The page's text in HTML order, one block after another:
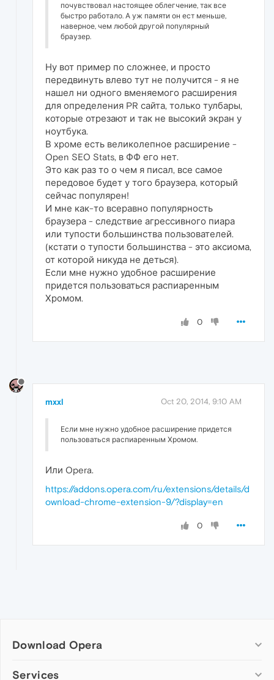
почувствовал настоящее облегчение, так все
быстро работало. А уж памяти он ест меньше,
наверное, чем любой другой популярный
браузер.
Ну вот пример по сложнее, и просто
передвинуть влево тут не получится - я не
нашел ни одного вменяемого расширения
для определения PR сайта, только тулбары,
которые отрезают и так не высокий экран у
ноутбука.
В хроме есть великолепное расширение -
Open SEO Stats, в ФФ его нет.
Это как раз то о чем я писал, все самое
передовое будет у того браузера, который
сейчас популярен!
И мне как-то всеравно популярность
браузера - следствие агрессивного пиара
или тупости большинства пользователей.
(кстати о тупости большинства - это аксиома,
от которой никуда не деться).
Если мне нужно удобное расширение
придется пользоваться распиаренным
Хромом.
0
mxxl Oct 20, 2014, 9:10 AM
Если мне нужно удобное расширение придется
пользоваться распиаренным Хромом.
Или Opera.
https://addons.opera.com/ru/extensions/details/d
ownload-chrome-extension-9/?display=en
0
Download Opera
Computer browsers
Services